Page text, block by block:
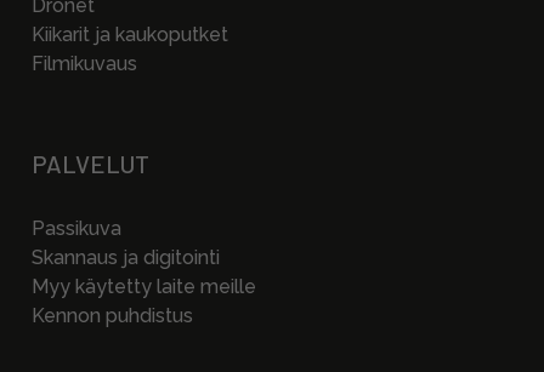
Dronet
Kiikarit ja kaukoputket
Filmikuvaus
PALVELUT
Passikuva
Skannaus ja digitointi
Myy käytetty laite meille
Kennon puhdistus